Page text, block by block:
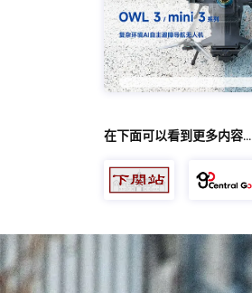
在下面可以看到更多内容…